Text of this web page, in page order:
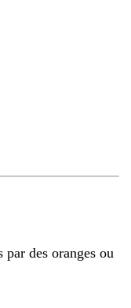
des oranges ou